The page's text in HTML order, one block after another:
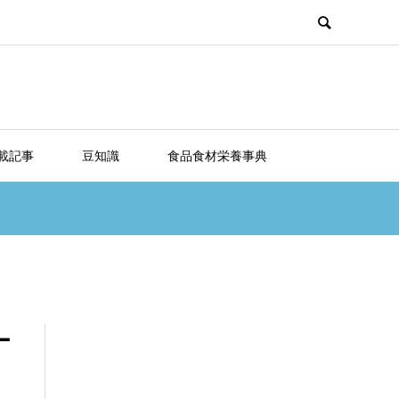
記事 豆知識 食品食材栄養事典